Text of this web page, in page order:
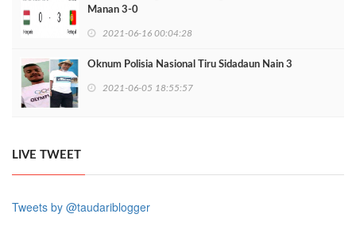
Manan 3-0
2021-06-16 00:04:28
Oknum Polisia Nasional Tiru Sidadaun Nain 3
2021-06-05 18:55:57
LIVE TWEET
Tweets by @taudariblogger